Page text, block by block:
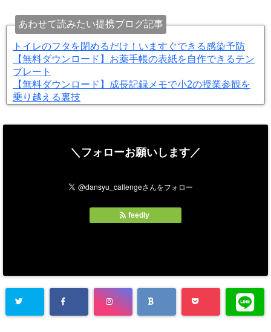
あわせて読みたい提携ブログ記事
トイレのフタを閉めるだけ！いますぐできる感染予防
【無料ダウンロード】お薬手帳の表紙を自作できるテン
プレート
【無料ダウンロード】成長記録メモで小2の授業参観を
乗り越える裏技
＼フォローお願いします／
feedly